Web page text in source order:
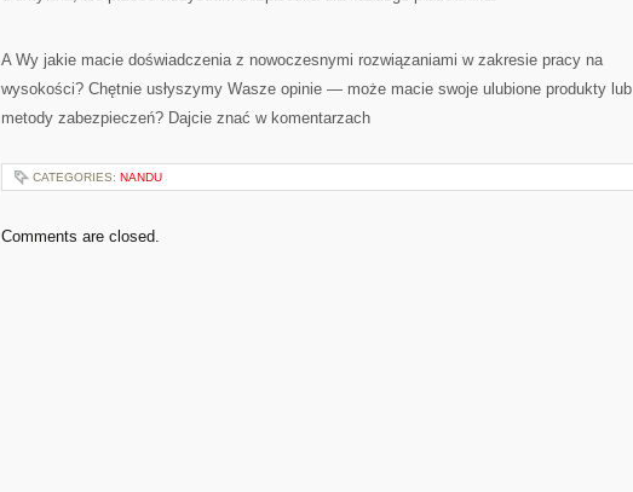
A Wy jakie macie doświadczenia z nowoczesnymi rozwiązaniami w zakresie pracy na
wysokości? Chętnie usłyszymy Wasze opinie — może macie swoje ulubione produkty lub
metody zabezpieczeń? Dajcie znać w komentarzach
CATEGORIES: NANDU
Comments are closed.